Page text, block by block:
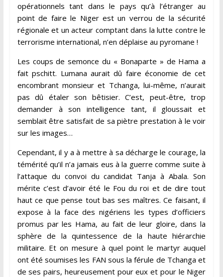
opérationnels tant dans le pays qu’à l’étranger au
point de faire le Niger est un verrou de la sécurité
régionale et un acteur comptant dans la lutte contre le
terrorisme international, n’en déplaise au pyromane !
Les coups de semonce du « Bonaparte » de Hama a
fait pschitt. Lumana aurait dû faire économie de cet
encombrant monsieur et Tchanga, lui-même, n’aurait
pas dû étaler son bêtisier. C’est, peut-être, trop
demander à son intelligence tant, il gloussait et
semblait être satisfait de sa piètre prestation à le voir
sur les images…
Cependant, il y a à mettre à sa décharge le courage, la
témérité qu’il n’a jamais eus à la guerre comme suite à
l’attaque du convoi du candidat Tanja à Abala. Son
mérite c’est d’avoir été le Fou du roi et de dire tout
haut ce que pense tout bas ses maîtres. Ce faisant, il
expose à la face des nigériens les types d’officiers
promus par les Hama, au fait de leur gloire, dans la
sphère de la quintessence de la haute hiérarchie
militaire. Et on mesure à quel point le martyr auquel
ont été soumises les FAN sous la férule de Tchanga et
de ses pairs, heureusement pour eux et pour le Niger